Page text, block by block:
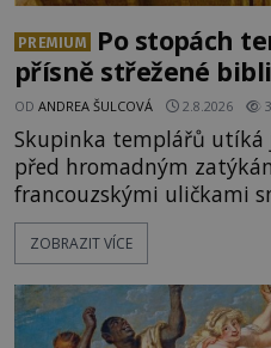
PREMIUM
Po stopách
přísně střežené
OD ANDREA ŠULCOVÁ 2.8.2026
Skupinka templářů
před hromadným
francouzskými uličkami
přístavu. Jeden z nich má
tajemným obsahem. Kapitán lodi už na ně čeká.
vyplouváme,“ sdělí jim.
kapitáne?“ zeptá se ho
ZOBRAZIT VÍCE